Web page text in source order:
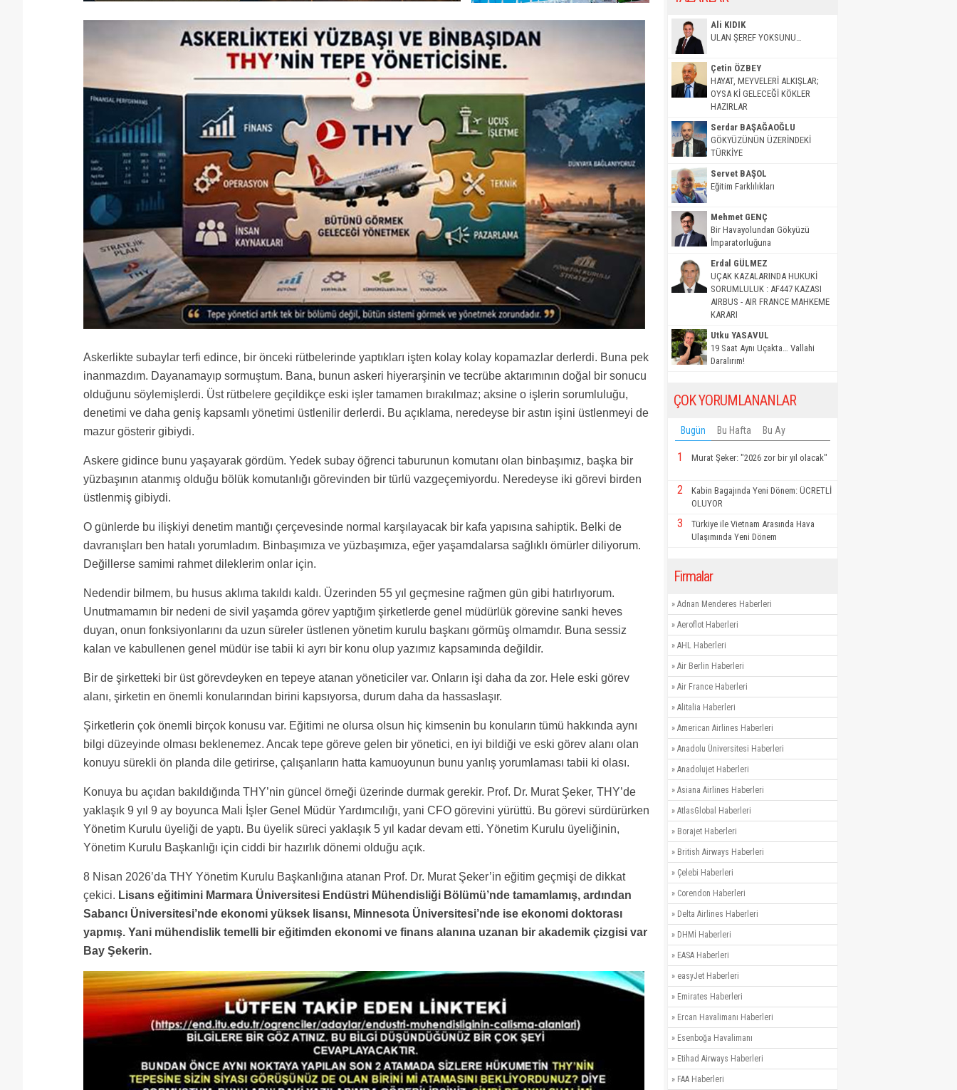
Askerlikte subaylar terfi edince, bir önceki rütbelerinde yaptıkları işten kolay kolay kopamazlar derlerdi. Buna pek
inanmazdım. Dayanamayıp sormuştum. Bana, bunun askeri hiyerarşinin ve tecrübe aktarımının doğal bir sonucu
olduğunu söylemişlerdi. Üst rütbelere geçildikçe eski işler tamamen bırakılmaz; aksine o işlerin sorumluluğu,
denetimi ve daha geniş kapsamlı yönetimi üstlenilir derlerdi. Bu açıklama, neredeyse bir astın işini üstlenmeyi de
mazur gösterir gibiydi.
Askere gidince bunu yaşayarak gördüm. Yedek subay öğrenci taburunun komutanı olan binbaşımız, başka bir
yüzbaşının atanmış olduğu bölük komutanlığı görevinden bir türlü vazgeçemiyordu. Neredeyse iki görevi birden
üstlenmiş gibiydi.
O günlerde bu ilişkiyi denetim mantığı çerçevesinde normal karşılayacak bir kafa yapısına sahiptik. Belki de
davranışları ben hatalı yorumladım. Binbaşımıza ve yüzbaşımıza, eğer yaşamdalarsa sağlıklı ömürler diliyorum.
Değillerse samimi rahmet dileklerim onlar için.
Nedendir bilmem, bu husus aklıma takıldı kaldı. Üzerinden 55 yıl geçmesine rağmen gün gibi hatırlıyorum.
Unutmamamın bir nedeni de sivil yaşamda görev yaptığım şirketlerde genel müdürlük görevine sanki heves
duyan, onun fonksiyonlarını da uzun süreler üstlenen yönetim kurulu başkanı görmüş olmamdır. Buna sessiz
kalan ve kabullenen genel müdür ise tabii ki ayrı bir konu olup yazımız kapsamında değildir.
Bir de şirketteki bir üst görevdeyken en tepeye atanan yöneticiler var. Onların işi daha da zor. Hele eski görev
alanı, şirketin en önemli konularından birini kapsıyorsa, durum daha da hassaslaşır.
Şirketlerin çok önemli birçok konusu var. Eğitimi ne olursa olsun hiç kimsenin bu konuların tümü hakkında aynı
bilgi düzeyinde olması beklenemez. Ancak tepe göreve gelen bir yönetici, en iyi bildiği ve eski görev alanı olan
konuyu sürekli ön planda dile getirirse, çalışanların hatta kamuoyunun bunu yanlış yorumlaması tabii ki olası.
Konuya bu açıdan bakıldığında THY’nin güncel örneği üzerinde durmak gerekir. Prof. Dr. Murat Şeker, THY’de
yaklaşık 9 yıl 9 ay boyunca Mali İşler Genel Müdür Yardımcılığı, yani CFO görevini yürüttü. Bu görevi sürdürürken
Yönetim Kurulu üyeliği de yaptı. Bu üyelik süreci yaklaşık 5 yıl kadar devam etti. Yönetim Kurulu üyeliğinin,
Yönetim Kurulu Başkanlığı için ciddi bir hazırlık dönemi olduğu açık.
8 Nisan 2026’da THY Yönetim Kurulu Başkanlığına atanan Prof. Dr. Murat Şeker’in eğitim geçmişi de dikkat
çekici. Lisans eğitimini Marmara Üniversitesi Endüstri Mühendisliği Bölümü’nde tamamlamış, ardından
Sabancı Üniversitesi’nde ekonomi yüksek lisansı, Minnesota Üniversitesi’nde ise ekonomi doktorası
yapmış. Yani mühendislik temelli bir eğitimden ekonomi ve finans alanına uzanan bir akademik çizgisi var
Bay Şekerin.
Ali KIDIK
ULAN ŞEREF YOKSUNU…
Çetin ÖZBEY
HAYAT, MEYVELERİ ALKIŞLAR;
OYSA Kİ GELECEĞİ KÖKLER
HAZIRLAR
Serdar BAŞAĞAOĞLU
GÖKYÜZÜNÜN ÜZERİNDEKİ
TÜRKİYE
Servet BAŞOL
Eğitim Farklılıkları
Mehmet GENÇ
Bir Havayolundan Gökyüzü
İmparatorluğuna
Erdal GÜLMEZ
UÇAK KAZALARINDA HUKUKİ
SORUMLULUK : AF447 KAZASI
AIRBUS - AIR FRANCE MAHKEME
KARARI
Utku YASAVUL
19 Saat Aynı Uçakta… Vallahi
Daralırım!
ÇOK YORUMLANANLAR
Bugün Bu Hafta Bu Ay
1 Murat Şeker: "2026 zor bir yıl olacak"
2
Kabin Bagajında Yeni Dönem: ÜCRETLİ
OLUYOR
3
Türkiye ile Vietnam Arasında Hava
Ulaşımında Yeni Dönem
Firmalar
» Adnan Menderes Haberleri
» Aeroflot Haberleri
» AHL Haberleri
» Air Berlin Haberleri
» Air France Haberleri
» Alitalia Haberleri
» American Airlines Haberleri
» Anadolu Üniversitesi Haberleri
» Anadolujet Haberleri
» Asiana Airlines Haberleri
» AtlasGlobal Haberleri
» Borajet Haberleri
» British Airways Haberleri
» Çelebi Haberleri
» Corendon Haberleri
» Delta Airlines Haberleri
» DHMİ Haberleri
» EASA Haberleri
» easyJet Haberleri
» Emirates Haberleri
» Ercan Havalimanı Haberleri
» Esenboğa Havalimanı
» Etihad Airways Haberleri
» FAA Haberleri